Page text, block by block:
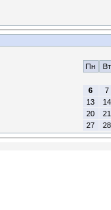
Пн Вт
6
7
13
14
20
21
27
28